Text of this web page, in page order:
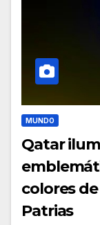
MUNDO
Qatar
colores
Patrias